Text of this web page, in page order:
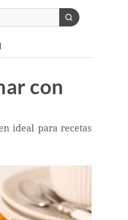
con
ideal para recetas